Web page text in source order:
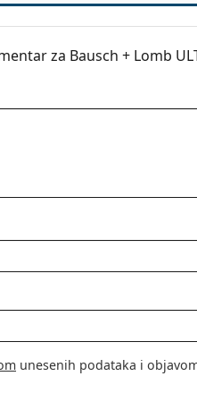
lećama Bausch
Prije uporabe pročitajte
Bausch & Lomb
za Bausch + Lomb
unesenih podataka i